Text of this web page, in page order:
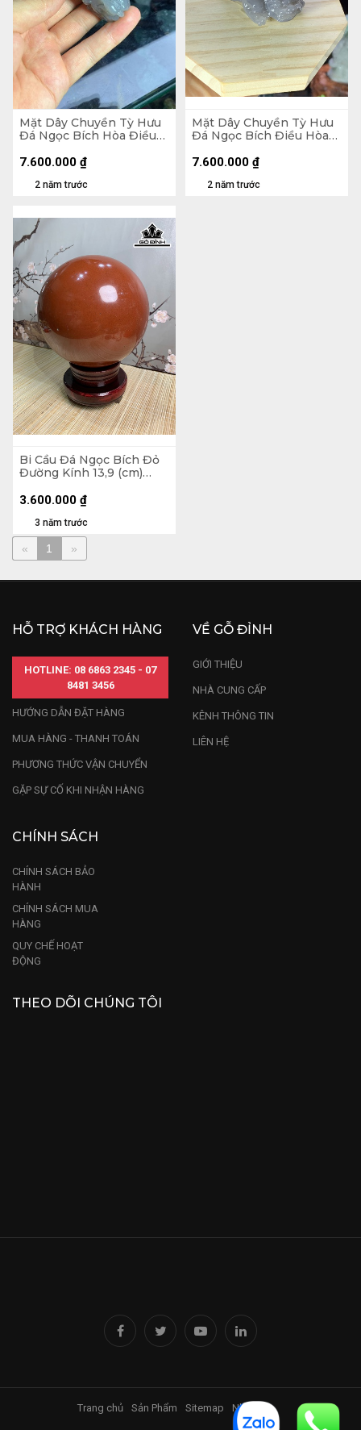
Mặt Dây Chuyền Tỳ Hưu
Đá Ngọc Bích Hòa Điều
Ngang 37,5 Sâu 20,8 (mm)
2 năm trước
7.600.000 ₫
Mặt Dây Chuyền Tỳ Hưu
Đá Ngọc Bích Điều Hòa
Ngang 37,5 Sâu 20,8 (mm)
2 năm trước
7.600.000 ₫
Bi Cầu Đá Ngọc Bích Đỏ
Đường Kính 13,9 (cm)
3 năm trước
3.600.000 ₫
« 1 »
HỖ TRỢ KHÁCH HÀNG
HOTLINE: 08 6863 2345 - 07
8481 3456
HƯỚNG DẪN ĐẶT HÀNG
MUA HÀNG - THANH TOÁN
PHƯƠNG THỨC VẬN CHUYỂN
GẶP SỰ CỐ KHI NHẬN HÀNG
VỀ GỖ ĐỈNH
GIỚI THIỆU
NHÀ CUNG CẤP
KÊNH THÔNG TIN
LIÊN HỆ
CHÍNH SÁCH
CHÍNH SÁCH BẢO
HÀNH
CHÍNH SÁCH MUA
HÀNG
QUY CHẾ HOẠT
ĐỘNG
THEO DÕI CHÚNG TÔI
Trang chủ Sản Phẩm Sitemap Nhà Đỉnh